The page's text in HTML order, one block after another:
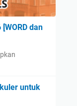
dan
untuk